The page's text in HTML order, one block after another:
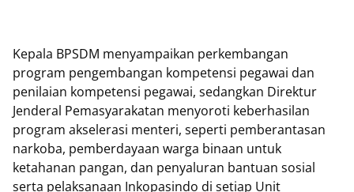
Kepala BPSDM menyampaikan perkembangan
program pengembangan kompetensi pegawai dan
penilaian kompetensi pegawai, sedangkan Direktur
Jenderal Pemasyarakatan menyoroti keberhasilan
program akselerasi menteri, seperti pemberantasan
narkoba, pemberdayaan warga binaan untuk
ketahanan pangan, dan penyaluran bantuan sosial
serta pelaksanaan Inkopasindo di setiap Unit